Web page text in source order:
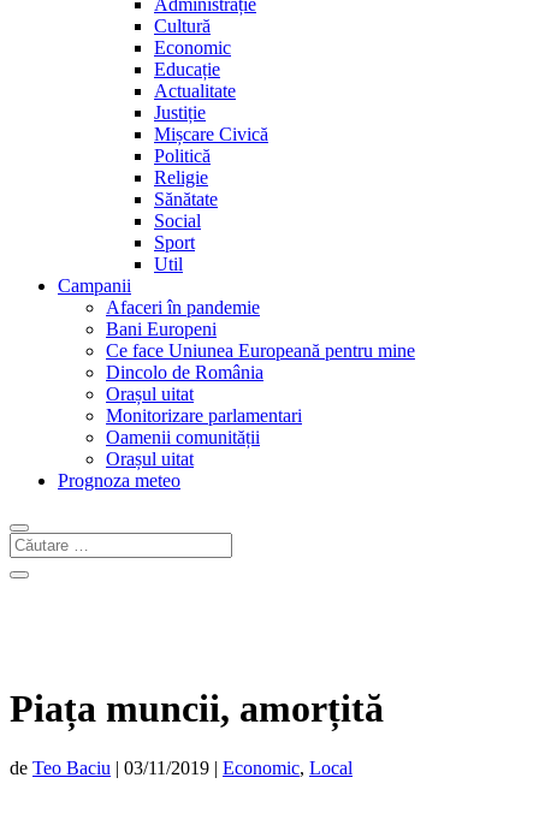
Administrație
Cultură
Economic
Educație
Actualitate
Justiție
Mișcare Civică
Politică
Religie
Sănătate
Social
Sport
Util
Campanii
Afaceri în pandemie
Bani Europeni
Ce face Uniunea Europeană pentru mine
Dincolo de România
Orașul uitat
Monitorizare parlamentari
Oamenii comunității
Orașul uitat
Prognoza meteo
Piața muncii, amorțită
de Teo Baciu | 03/11/2019 | Economic, Local